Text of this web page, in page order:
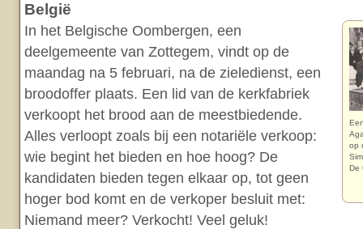
België
op
De
In het Belgische Oombergen, een
deelgemeente van Zottegem, vindt op de
maandag na 5 februari, na de zieledienst, een
broodoffer plaats. Een lid van de kerkfabriek
verkoopt het brood aan de meestbiedende.
Alles verloopt zoals bij een notariële verkoop:
wie begint het bieden en hoe hoog? De
kandidaten bieden tegen elkaar op, tot geen
hoger bod komt en de verkoper besluit met:
Niemand meer? Verkocht! Veel geluk!